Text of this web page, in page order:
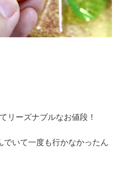
リーズナブルなお値段！
でいて一度も行かなかったん